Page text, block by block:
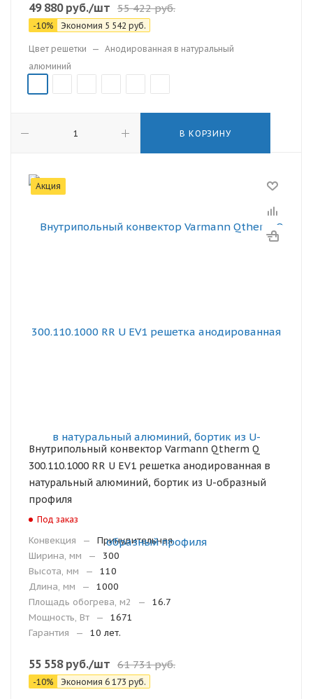
49 880руб./шт 55 422руб.
-10% Экономия 5 542 руб.
Цвет решетки — Анодированная в натуральный
алюминий
В КОРЗИНУ
Акция
Внутрипольный конвектор Varmann Qtherm Q
300.110.1000 RR U EV1 решетка анодированная в
натуральный алюминий, бортик из U-образный
профиля
Под заказ
Конвекция —
Принудительная
Ширина, мм
—
300
Высота, мм
—
110
Длина, мм
—
1000
Площадь обогрева, м2
—
16.7
Мощность, Вт
—
1671
Гарантия
— 10 лет.
55 558руб./шт 61 731руб.
-10% Экономия 6 173 руб.